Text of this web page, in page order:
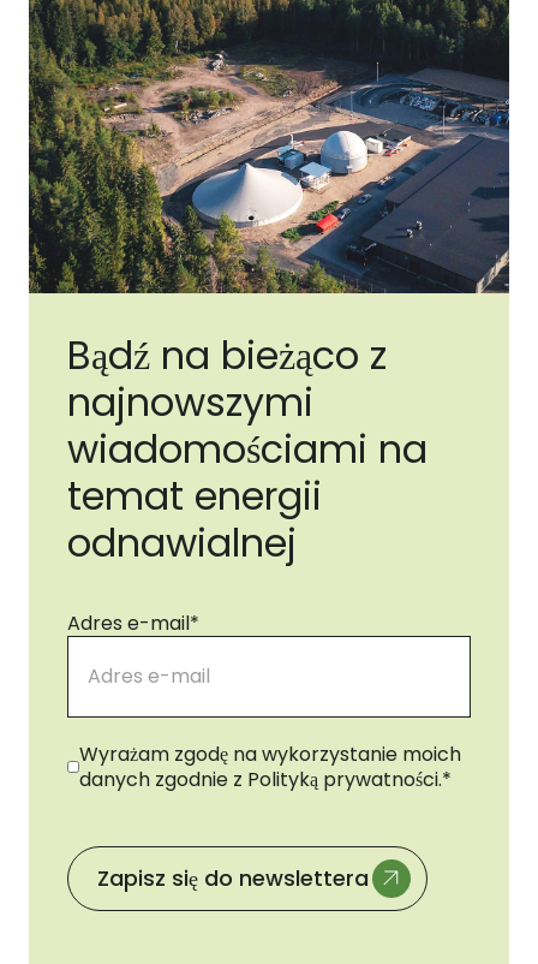
Bądź na bieżąco z
najnowszymi
wiadomościami na
temat energii
odnawialnej
Adres e-mail*
Zgoda*
Wyrażam zgodę na wykorzystanie moich
danych zgodnie z Polityką prywatności.*